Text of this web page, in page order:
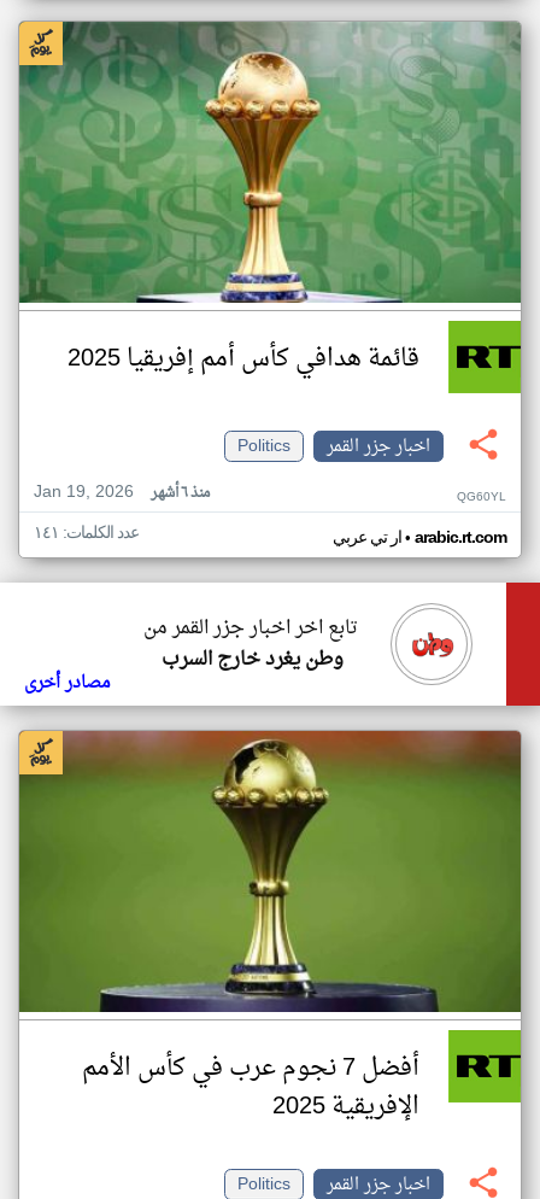
قائمة هدافي كأس أمم إفريقيا 2025
اخبار جزر القمر
Politics
Jan 19, 2026
منذ ٦ أشهر QG60YL
ار تي عربي• arabic.rt.com عدد الكلمات: ١٤١
تابع اخر اخبار جزر القمر من
وطن يغرد خارج السرب
مصادر أخرى
أفضل 7 نجوم عرب في كأس الأمم
الإفريقية 2025
اخبار جزر القمر
Politics